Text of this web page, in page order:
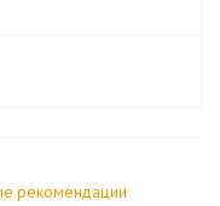
рекомендации